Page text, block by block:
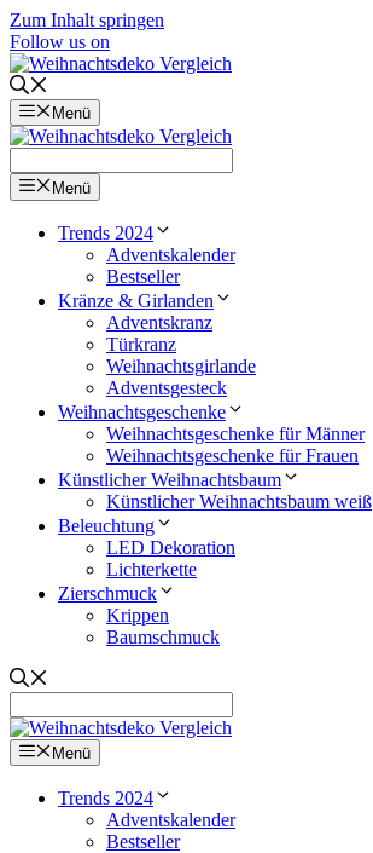
Zum Inhalt springen
Follow us on
Menü
Menü
Trends 2024
Adventskalender
Bestseller
Kränze & Girlanden
Adventskranz
Türkranz
Weihnachtsgirlande
Adventsgesteck
Weihnachtsgeschenke
Weihnachtsgeschenke für Männer
Weihnachtsgeschenke für Frauen
Künstlicher Weihnachtsbaum
Künstlicher Weihnachtsbaum weiß
Beleuchtung
LED Dekoration
Lichterkette
Zierschmuck
Krippen
Baumschmuck
Menü
Trends 2024
Adventskalender
Bestseller